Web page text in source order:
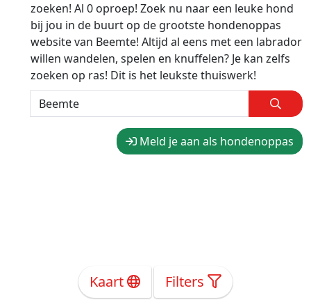
zoeken! Al 0 oproep! Zoek nu naar een leuke hond
bij jou in de buurt op de grootste hondenoppas
website van Beemte! Altijd al eens met een labrador
willen wandelen, spelen en knuffelen? Je kan zelfs
zoeken op ras! Dit is het leukste thuiswerk!
Meld je aan als hondenoppas
Kaart Filters